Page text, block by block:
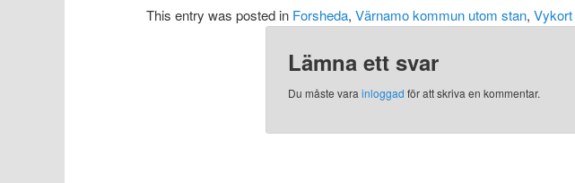
This entry was posted in Forsheda, Värnamo kommun utom stan, Vykort
Lämna ett svar
Du måste varainloggad för att skriva en kommentar.